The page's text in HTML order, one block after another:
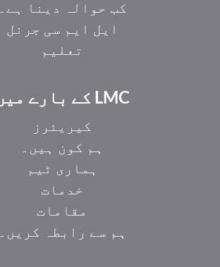
کب حوالہ دینا ہے۔
ایل ایم سی جرنل
تعلیم
LMC کے بارے میں
کیریئرز
ہم کون ہیں۔
ہماری ٹیم
خدمات
مقامات
ہم سے رابطہ کریں۔